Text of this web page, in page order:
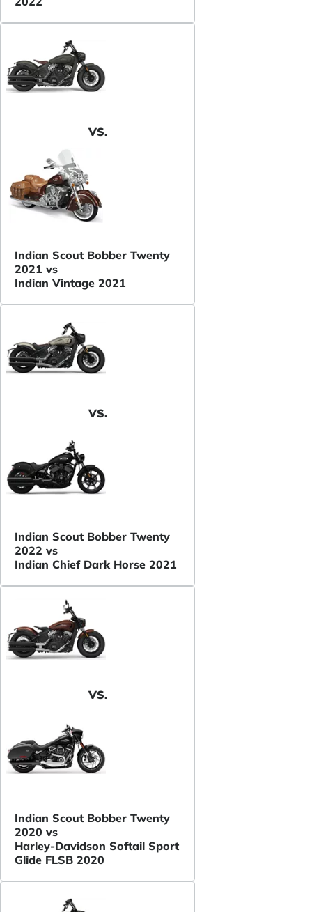
VS.
Indian Scout Bobber Twenty
2021 vs
Indian Vintage 2021
VS.
Indian Scout Bobber Twenty
2022 vs
Indian Chief Dark Horse 2021
VS.
Indian Scout Bobber Twenty
2020 vs
Harley-Davidson Softail Sport
Glide FLSB 2020